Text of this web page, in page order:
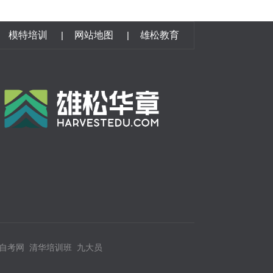
模特培训 | 网站地图 | 雄松教育
考网 清华培训班 九大员